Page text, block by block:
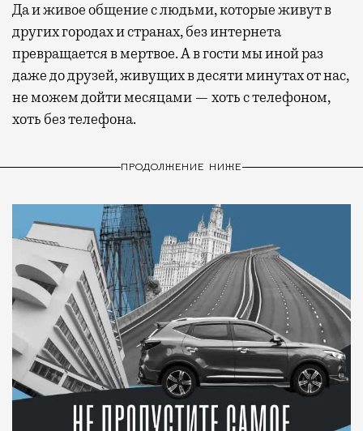
Да и живое общение с людьми, которые живут в
других городах и странах, без интернета
превращается в мертвое. А в гости мы иной раз
даже до друзей, живущих в десяти минутах от нас,
не можем дойти месяцами — хоть с телефоном,
хоть без телефона.
ПРОДОЛЖЕНИЕ НИЖЕ